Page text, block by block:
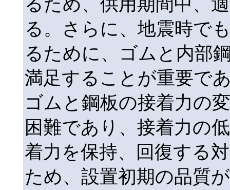
る。さらに、地震時で
るために、ゴムと内部
満足することが重要で
ゴムと鋼板の接着力の
困難であり、接着力の
着力を保持、回復する
ため、設置初期の品質